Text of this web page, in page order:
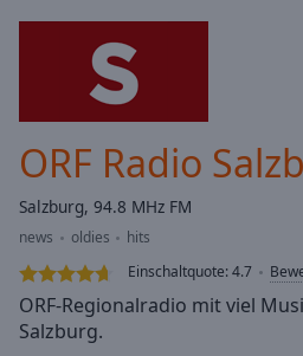
Loaded:
0.00%
Stream
TypeLIVE
Seek to
live,
ORF Radio
Salzburg, 94.8 MHz FM
news oldies
hits
Einschaltquote:4.7
ORF-Regionalradio mit viel
Salzburg.